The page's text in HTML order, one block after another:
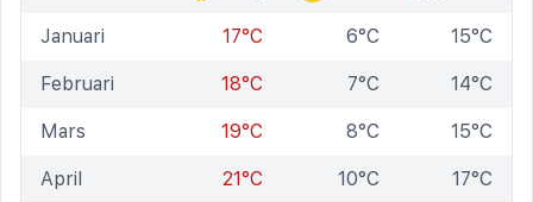
Januari 17°C 6°C 15°C
Februari 18°C 7°C 14°C
Mars 19°C 8°C 15°C
April 21°C 10°C 17°C